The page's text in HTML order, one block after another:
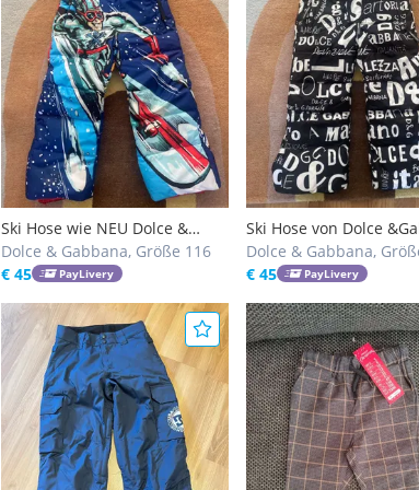
Ski Hose wie NEU Dolce &
Gabbana Gr. 116-122 Soft
Daunen Original
Dolce & Gabbana, Größe 116
€ 45
PayLivery
Ski Hose von Dolce
wie Neu 116-122 Soft
Original
Dolce & Gabbana,
€ 45
PayLivery